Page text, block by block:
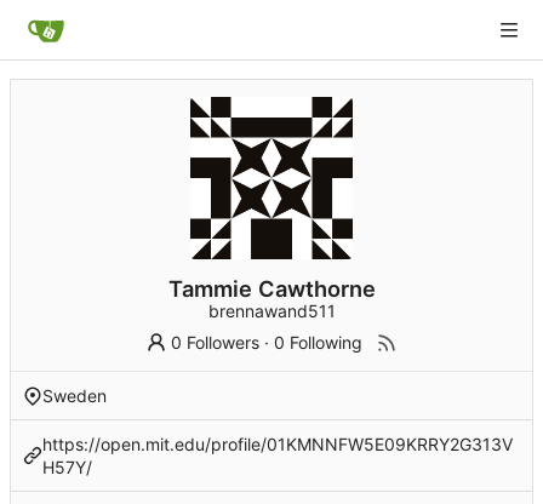
Tammie Cawthorne
brennawand511
0 Followers ·0 Following
Sweden
https://open.mit.edu/profile/01KMNNFW5E09KRRY2G313V
H57Y/